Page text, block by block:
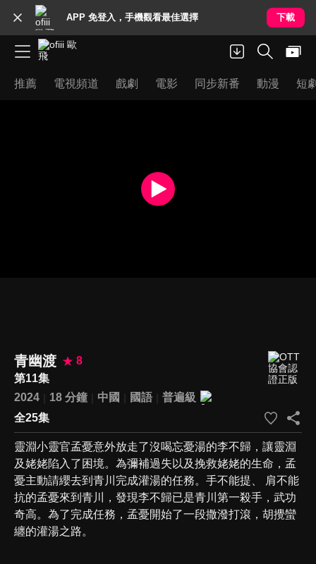
APP 免登入，手機觀看最佳選擇 下載
推薦 電視頻道 戲劇 電影 同步新番 動漫 短
青幽渡
8
第11集
2024
18 分鐘 中國 國語
普遍級
全25集
靈淵小靈官孟憂意外放走了沒喝忘憂湯的李不歸，讓靈淵
及姥姥陷入了困境。為彌補過失以及挽救姥姥的生命，孟
憂主動請纓去到青川完成灌湯的任務。手不能提、 肩不能
抗的孟憂來到青川，發現李不歸已是青川第⼀殺手，武功
奇高。為了完成任務，孟憂開始了⼀段撒潑打滾，胡攪蠻
纏的灌湯之路。